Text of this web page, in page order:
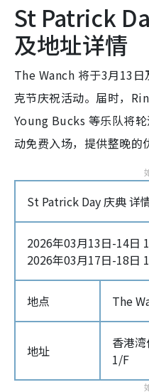
St Patrick
及地址详情
The Wanch 将于3月13
克节庆祝活动。届时，
Young Bucks 等乐队将
动免费入场，提供整晚的
St Patrick Day 庆典 详
2026年03月13日-14日
2026年03月17日-18日
地点 The
地址
香港
1/F